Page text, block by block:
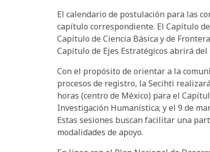
El calendario de postulación para las
capítulo correspondiente. El Capítulo
Capítulo de Ciencia Básica y de
Capítulo de Ejes Estratégicos abrirá
Con el propósito de orientar a la
procesos de registro, la Secihti
horas (centro de México) para el
Investigación Humanística; y el 9 de
Estas sesiones buscan facilitar una
modalidades de apoyo.